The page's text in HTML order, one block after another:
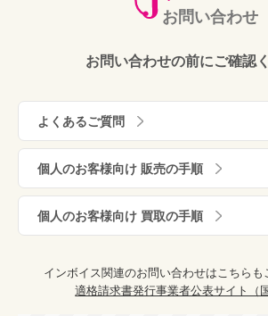
お問い合わせ
お問い合わせの前にご確認
よくあるご質問
個人のお客様向け 販売の手順
個人のお客様向け 買取の手順
インボイス関連のお問い合わせはこちらも
適格請求書発行事業者公表サイト（